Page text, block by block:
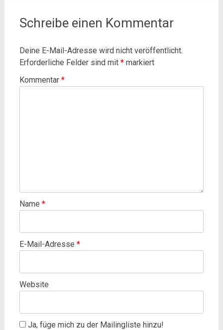
Schreibe einen Kommentar
Deine E-Mail-Adresse wird nicht veröffentlicht.
Erforderliche Felder sind mit *markiert
Kommentar *
Name *
E-Mail-Adresse *
Website
Ja, füge mich zu der Mailingliste hinzu!